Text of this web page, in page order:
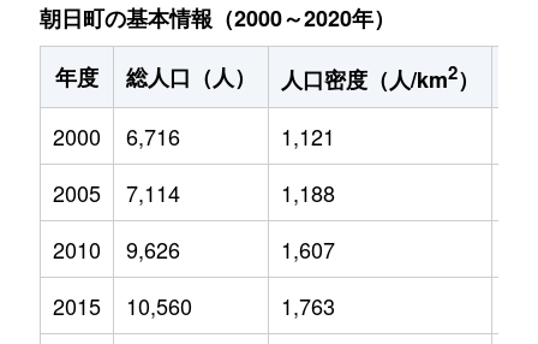
朝日町の基本情報（2000～2020年）
年度
総人口（人） 人口密度（人/km2）
2000
6,716 1,121
2005
7,114 1,188
2010
9,626 1,607
2015
10,560 1,763